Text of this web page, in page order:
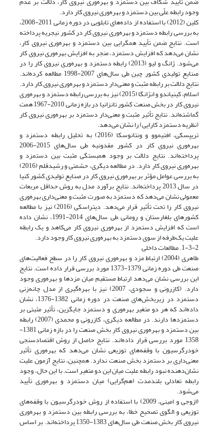
وجود رابطه علّی بین دستمزد و بهره‌وری نیروی کار دارد.
کلین (2012) با استفاده از داده‌های تابلویی در دوره زمانی 2011-2008،
به بررسی رابطه دستمزد و بهره‌وری نیروی کار در کشور نیجریه پرداخته
است. نتایج ضمن تأیید همگرایی بین دستمزد و بهره‌وری نیروی کار،
نشان می‌دهد که افزایش دستمزد، منجر به افزایش بهره‌وری نیروی کار
می‌شود. ژانگ و لیو (2013) رابطه دستمزد و بهره‌وری نیروی کار را در
صنایع تولیدی کشور چین طی سال‌های 2007-1998 مطالعه کرده‌اند.
نتایج دلالت بر رابطه مثبت و معنی‌دار دستمزد و بهره‌وری نیروی کار دارد.
اسلام، کینیاندو و انژانگا (2015) نیز به بررسی رابطه دستمزد و بهره‌وری
نیروی کار در بخش صنعت کشور تانزانیا در بازه زمانی 2010-1967 همت
گماشته‌اند. نتایج تأثیر مثبت و معنی‌دار دستمزد بر بهره‌وری نیروی کار
(نظریه دستمزد کارایی) را نشان می‌دهد.
تریپسکی، افتیموو و ونتانوسکا (2016) به تحلیل رابطه دستمزد و
بهره‌وری نیروی کار در کشور مقدونیه طی سال‌های 2015-2006
پرداخته‌اند. نتایج دلالت بر وجود همبستگی مثبت بین دستمزد و
بهره‌وری نیروی کار دارد. در مطالعه دیگری، حشمتی و رشیدقلم (2016)
به بررسی عوامل مؤثر بر بهره‌وری نیروی کار در صنایع تولیدی کشور کنیا
در سال 2013 پرداخته‌اند. نتایج برآورد مدل به روش حداقل مربعات
معمولی نشان می‌دهد که دستمزد به صورت مثبت و معنی‌داری بهره‌وری
نیروی کار را تحت تأثیر قرار می‌دهد. دیتراسکی (2016) نیز با مطالعه
کشورهای بلغارستان و رومانی طی سال‌های 2014-1991، نشان داده
است که افزایش دستمزد از بهره‌وری نیروی کار می‌کاهد و یک رابطه
علیت یک‌طرفه از سوی دستمزد به بهره‌وری نیروی کار وجود دارد.
1-3-2. مطالعات داخلی
طاهری (2004) ارتباط مزد و بهره‌وری نیروی کار را در سطح فعالیت‌های
صنعت طی دوره زمانی 1379-1373 مورد بررسی قرار داده است. نتایج
این بررسی نشان می‌دهد ارتباط مستقیم میان مزدها و بهره‌وری وجود
دارد. (کازرونی و سجودی، 2007) نیز با بهره‌گیری از مدل چانه‌زنی
دستمزد در زیربخش‌های صنعت در دوره زمانی 1382-1376، نشان
داده‌اند که هر دو متغیر بهره‌وری و دستمزد جایگزین، تأثیر مثبتی بر
دستمزدها دارند. در مطالعه دیگری، کازرونی و محمدی (2007) رابطه
بین دستمزد و بهره‌وری نیروی کارِ بخش صنعت را در بازه زمانی 1381-
1358 مورد بررسی قرار داده‌اند. نتایج حاصل از روش اقتصادسنجی
خودرگرسیون با وقفه‌های توزیعی نشان می‌دهد که بهره‌وری تأثیر
معنی‌داری بر دستمزد بخش صنعت ندارد. همچنین، نتایج آزمون علیت
نشان‌دهنده نبود رابطه علیت میان این دو متغیر است. با این حال، وجود
رابطه تعادلی بلندمدت (هم‌گرایی) میان دستمزد و بهره‌وری تأیید
می‌شود.
(ازوجی و امینی، 2009) با استفاده از روش خودرگرسیون با وقفه‌های
توزیعی و الگوی تصحیح خطا، به بررسی رابطه بین دستمزد و بهره‌وری
نیروی کار بخش صنعت طی سال‌های 1383-1350 پرداخته‌اند. بر اساس